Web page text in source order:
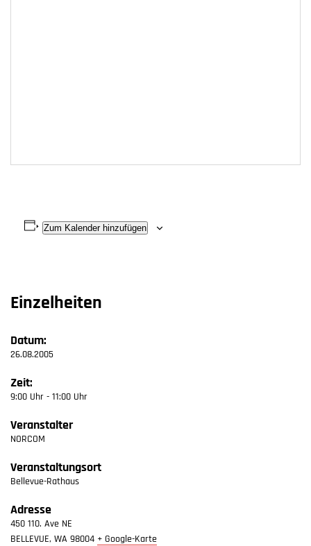
Zum Kalender hinzufügen
Einzelheiten
Datum:
26.08.2005
Zeit:
9:00 Uhr - 11:00 Uhr
Veranstalter
NORCOM
Veranstaltungsort
Bellevue-Rathaus
Adresse
450 110. Ave NE
BELLEVUE, WA 98004 + Google-Karte